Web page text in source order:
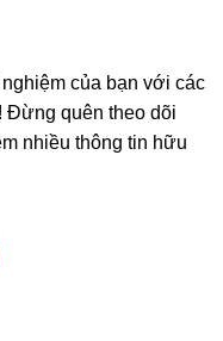
của bạn với các
Đừng quên theo dõi
nhiều thông tin hữu